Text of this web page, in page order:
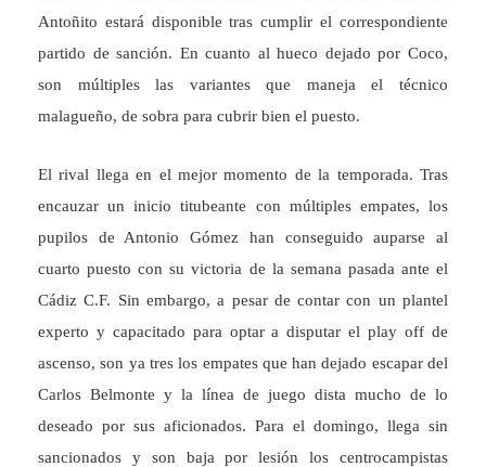
Antoñito estará disponible tras cumplir el correspondiente
partido de sanción. En cuanto al hueco dejado por Coco,
son múltiples las variantes que maneja el técnico
malagueño, de sobra para cubrir bien el puesto.
El rival llega en el mejor momento de la temporada. Tras
encauzar un inicio titubeante con múltiples empates, los
pupilos de Antonio Gómez han conseguido auparse al
cuarto puesto con su victoria de la semana pasada ante el
Cádiz C.F. Sin embargo, a pesar de contar con un plantel
experto y capacitado para optar a disputar el play off de
ascenso, son ya tres los empates que han dejado escapar del
Carlos Belmonte y la línea de juego dista mucho de lo
deseado por sus aficionados. Para el domingo, llega sin
sancionados y son baja por lesión los centrocampistas